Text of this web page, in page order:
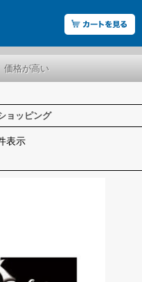
価格が高い
ョッピング
表示